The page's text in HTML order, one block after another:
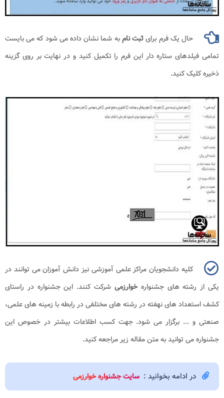
حال یک فرم برایثبت نامبه شما نشان داده می شود که می بایست
تمامی فیلدهای ستاره دار این فرم را تکمیل کنید و در نهایت بر روی گزینه
ذخیره کلیک کنید.
کلیه دانشجویان مراکز علمی آموزشی نیز دانش آموزان می توانند در
یکی از رشته های جشنوارهخوارزمی شرکت کنند. این جشنواره در راستای
کشف استعداد های نهفته در رشته های مختلفی در رابطه با زمینه های علمی،
صنعتی و ... برگزار می شود. جهت کسب اطلاعات بیشتر در خصوص این
جشنواره می توانید به متن مقاله زیر مراجعه کنید.
در ادامه بخوانید : سایت جشنواره خوارزمی